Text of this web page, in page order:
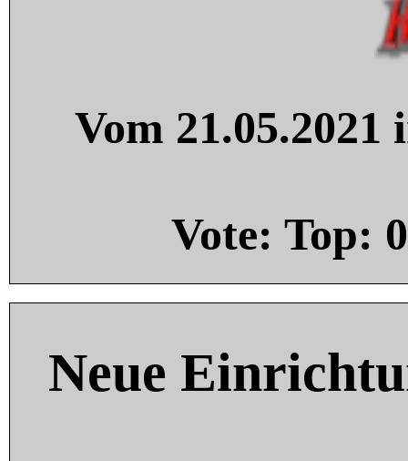
Vom
Vote: Top: 0
Neue